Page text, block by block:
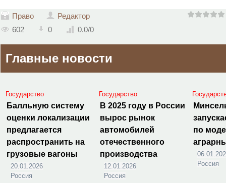
Право
Редактор
602
0 0.0/0
Главные новости
Государство
Балльную систему
оценки локализации
предлагается
распространить на
грузовые вагоны
20.01.2026
Россия
Государство
В 2025 году в России
вырос рынок
автомобилей
отечественного
производства
12.01.2026
Россия
по
Россия